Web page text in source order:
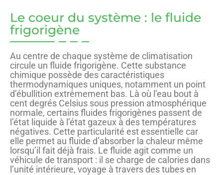
Le coeur du système : le fluide
frigorigène
Au centre de chaque système de climatisation
circule un fluide frigorigène. Cette substance
chimique possède des caractéristiques
thermodynamiques uniques, notamment un point
d’ébullition extrêmement bas. Là où l’eau bout à
cent degrés Celsius sous pression atmosphérique
normale, certains fluides frigorigènes passent de
l’état liquide à l’état gazeux à des températures
négatives. Cette particularité est essentielle car
elle permet au fluide d’absorber la chaleur même
lorsqu’il fait déjà frais. Le fluide agit comme un
véhicule de transport : il se charge de calories dans
l’unité intérieure, voyage à travers des tubes en